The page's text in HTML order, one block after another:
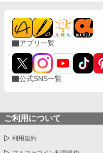
アプリ一覧
公式SNS一覧
ご利用について
利用規約